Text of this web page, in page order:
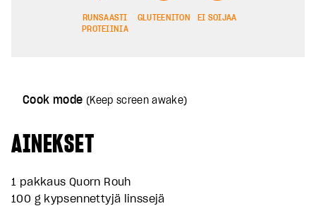
RUNSAASTI
PROTEIINIA
GLUTEENITON EI SOIJAA
Cook mode (Keep screen awake)
AINEKSET
1 pakkaus Quorn Rouh
100 g kypsennettyjä linssejä